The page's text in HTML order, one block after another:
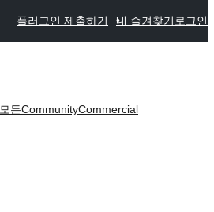
플러그인 제출하기 내 즐겨찾기 로그인
모든CommunityCommercial